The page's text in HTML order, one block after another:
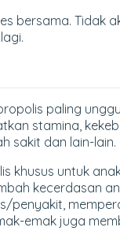
bersama. Tidak
paling
stamina,
sakit dan lain-lain.
khusus untuk
kecerdasan
penyakit,
emak juga